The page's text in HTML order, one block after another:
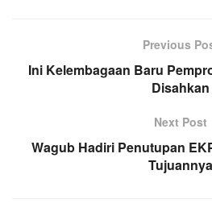
Previous
Ini Kelembagaan Baru
Disahkan
Next Post
Wagub Hadiri Penutupan
Tujuannya